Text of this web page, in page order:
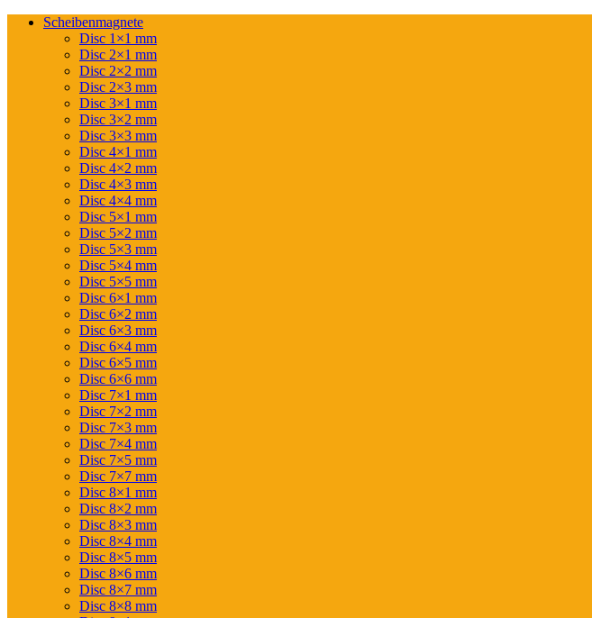
Scheibenmagnete
Disc 1×1 mm
Disc 2×1 mm
Disc 2×2 mm
Disc 2×3 mm
Disc 3×1 mm
Disc 3×2 mm
Disc 3×3 mm
Disc 4×1 mm
Disc 4×2 mm
Disc 4×3 mm
Disc 4×4 mm
Disc 5×1 mm
Disc 5×2 mm
Disc 5×3 mm
Disc 5×4 mm
Disc 5×5 mm
Disc 6×1 mm
Disc 6×2 mm
Disc 6×3 mm
Disc 6×4 mm
Disc 6×5 mm
Disc 6×6 mm
Disc 7×1 mm
Disc 7×2 mm
Disc 7×3 mm
Disc 7×4 mm
Disc 7×5 mm
Disc 7×7 mm
Disc 8×1 mm
Disc 8×2 mm
Disc 8×3 mm
Disc 8×4 mm
Disc 8×5 mm
Disc 8×6 mm
Disc 8×7 mm
Disc 8×8 mm